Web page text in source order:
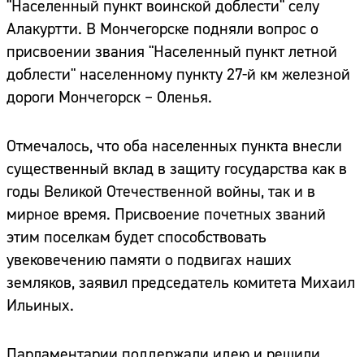
"Населенный пункт воинской доблести" селу
Алакуртти. В Мончегорске подняли вопрос о
присвоении звания "Населенный пункт летной
доблести" населенному пункту 27-й км железной
дороги Мончегорск – Оленья.
Отмечалось, что оба населенных пункта внесли
существенный вклад в защиту государства как в
годы Великой Отечественной войны, так и в
мирное время. Присвоение почетных званий
этим поселкам будет способствовать
увековечению памяти о подвигах наших
земляков, заявил председатель комитета Михаил
Ильиных.